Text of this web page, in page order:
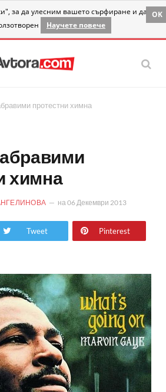
за да улесним вашето сърфиране и да
Научете повече
OK
протестни химна
химна
на06 Декември 2013
Tweet Pinterest